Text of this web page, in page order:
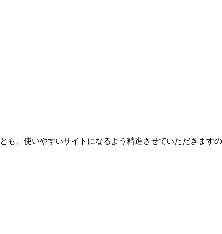
も、使いやすいサイトになるよう精進させていただきますの